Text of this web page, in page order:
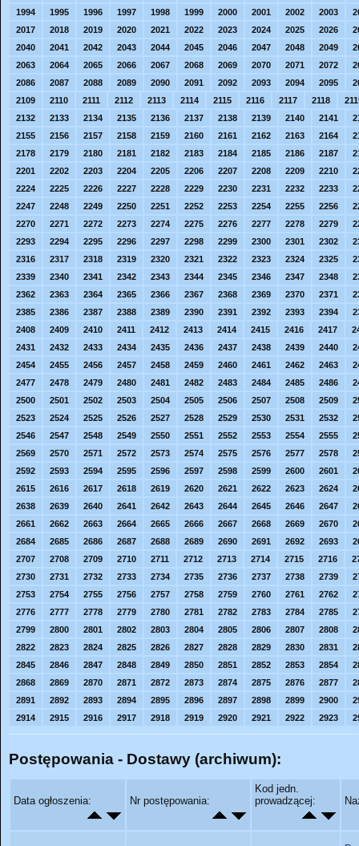
1994
1995 1996 1997 1998 1999 2000 2001 2002 2003
2017
2018 2019 2020 2021 2022 2023 2024 2025 2026
2040
2041 2042 2043 2044 2045 2046 2047 2048 2049
2063
2064 2065 2066 2067 2068 2069 2070 2071 2072
2086
2087 2088 2089 2090 2091 2092 2093 2094 2095
2109
2110 2111 2112 2113 2114 2115 2116 2117 2118
2132
2133 2134 2135 2136 2137 2138 2139 2140 2141
2155
2156 2157 2158 2159 2160 2161 2162 2163 2164
2178
2179 2180 2181 2182 2183 2184 2185 2186 2187
2201
2202 2203 2204 2205 2206 2207 2208 2209 2210
2224
2225 2226 2227 2228 2229 2230 2231 2232 2233
2247
2248 2249 2250 2251 2252 2253 2254 2255 2256
2270
2271 2272 2273 2274 2275 2276 2277 2278 2279
2293
2294 2295 2296 2297 2298 2299 2300 2301 2302
2316
2317 2318 2319 2320 2321 2322 2323 2324 2325
2339
2340 2341 2342 2343 2344 2345 2346 2347 2348
2362
2363 2364 2365 2366 2367 2368 2369 2370 2371
2385
2386 2387 2388 2389 2390 2391 2392 2393 2394
2408
2409 2410 2411 2412 2413 2414 2415 2416 2417
2431
2432 2433 2434 2435 2436 2437 2438 2439 2440
2454
2455 2456 2457 2458 2459 2460 2461 2462 2463
2477
2478 2479 2480 2481 2482 2483 2484 2485 2486
2500
2501 2502 2503 2504 2505 2506 2507 2508 2509
2523
2524 2525 2526 2527 2528 2529 2530 2531 2532
2546
2547 2548 2549 2550 2551 2552 2553 2554 2555
2569
2570 2571 2572 2573 2574 2575 2576 2577 2578
2592
2593 2594 2595 2596 2597 2598 2599 2600 2601
2615
2616 2617 2618 2619 2620 2621 2622 2623 2624
2638
2639 2640 2641 2642 2643 2644 2645 2646 2647
2661
2662 2663 2664 2665 2666 2667 2668 2669 2670
2684
2685 2686 2687 2688 2689 2690 2691 2692 2693
2707
2708 2709 2710 2711 2712 2713 2714 2715 2716
2730
2731 2732 2733 2734 2735 2736 2737 2738 2739
2753
2754 2755 2756 2757 2758 2759 2760 2761 2762
2776
2777 2778 2779 2780 2781 2782 2783 2784 2785
2799
2800 2801 2802 2803 2804 2805 2806 2807 2808
2822
2823 2824 2825 2826 2827 2828 2829 2830 2831
2845
2846 2847 2848 2849 2850 2851 2852 2853 2854
2868
2869 2870 2871 2872 2873 2874 2875 2876 2877
2891
2892 2893 2894 2895 2896 2897 2898 2899 2900
2914
2915 2916 2917 2918 2919 2920 2921 2922 2923
Postępowania - Dostawy (archiwum):
Data ogłoszenia: Nr postępowania:
Kod jedn.
prowadzącej: